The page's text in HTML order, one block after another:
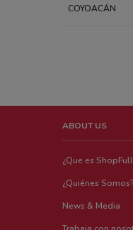
COYOACÁN
ABOUT US
¿Que es
¿Quiénes Somos?
News & Media